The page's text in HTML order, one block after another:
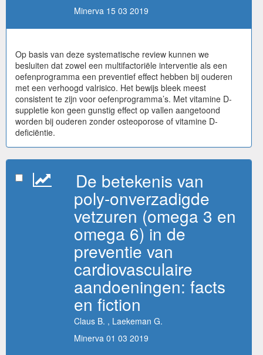
Minerva 15 03 2019
Op basis van deze systematische review kunnen we
besluiten dat zowel een multifactoriële interventie als een
oefenprogramma een preventief effect hebben bij ouderen
met een verhoogd valrisico. Het bewijs bleek meest
consistent te zijn voor oefenprogramma’s. Met vitamine D-
suppletie kon geen gunstig effect op vallen aangetoond
worden bij ouderen zonder osteoporose of vitamine D-
deficiëntie.
De betekenis van
poly-onverzadigde
vetzuren (omega 3 en
omega 6) in de
preventie van
cardiovasculaire
aandoeningen: facts
en fiction
Claus B. , Laekeman G.
Minerva 01 03 2019